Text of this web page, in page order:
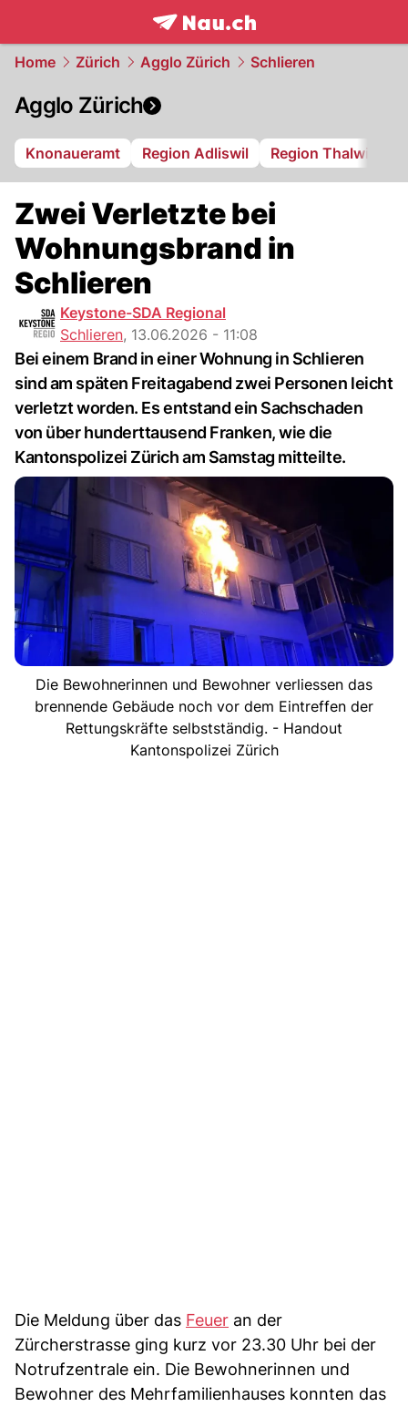
frontpage.NAU.ch
Home Zürich Agglo Zürich Schlieren
Agglo Zürich
Knonaueramt Region Adliswil Region Thalwil
Zwei Verletzte bei
Wohnungsbrand in
Schlieren
Keystone-SDA Regional
Schlieren, 13.06.2026 - 11:08
Bei einem Brand in einer Wohnung in Schlieren
sind am späten Freitagabend zwei Personen leicht
verletzt worden. Es entstand ein Sachschaden
von über hunderttausend Franken, wie die
Kantonspolizei Zürich am Samstag mitteilte.
Die Bewohnerinnen und Bewohner verliessen das
brennende Gebäude noch vor dem Eintreffen der
Rettungskräfte selbstständig. - Handout
Kantonspolizei Zürich
Die Meldung über das Feuer an der
Zürcherstrasse ging kurz vor 23.30 Uhr bei der
Notrufzentrale ein. Die Bewohnerinnen und
Bewohner des Mehrfamilienhauses konnten das